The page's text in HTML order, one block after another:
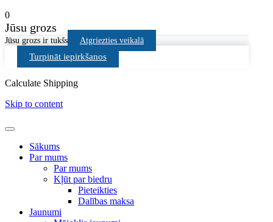
0
Jūsu grozs
Jūsu grozs ir tukšs Atgriezties veikalā
Turpināt iepirkšanos
Calculate Shipping
Skip to content
Sākums
Par mums
Par mums
Kļūt par biedru
Pieteikties
Dalības maksa
Jaunumi